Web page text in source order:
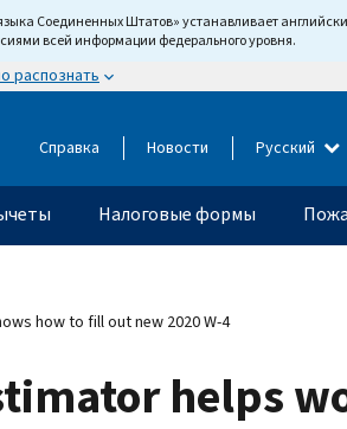
Соединенных Штатов» устанавливает
всей информации федерального уровня.
распознать
Справка Новости Русский
Налоговые формы
how to fill out new 2020 W-4
helps